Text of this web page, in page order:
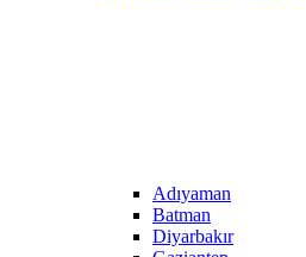
Adıyaman
Batman
Diyarbakır